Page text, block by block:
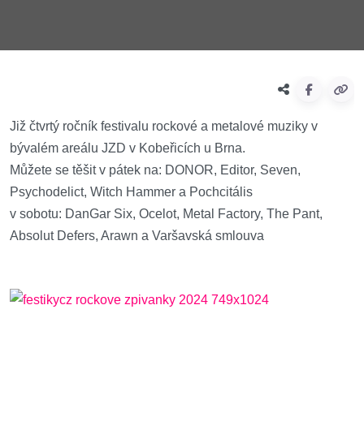
Již čtvrtý ročník festivalu rockové a metalové muziky v
bývalém areálu JZD v Kobeřicích u Brna.
Můžete se těšit v pátek na: DONOR, Editor, Seven,
Psychodelict, Witch Hammer a Pochcitális
v sobotu: DanGar Six, Ocelot, Metal Factory, The Pant,
Absolut Defers, Arawn a Varšavská smlouva